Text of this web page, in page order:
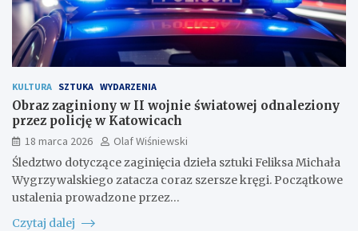
KULTURA SZTUKA WYDARZENIA
Obraz zaginiony w II wojnie światowej odnaleziony
przez policję w Katowicach
18 marca 2026
Olaf Wiśniewski
Śledztwo dotyczące zaginięcia dzieła sztuki Feliksa Michała
Wygrzywalskiego zatacza coraz szersze kręgi. Początkowe
ustalenia prowadzone przez…
Czytaj dalej